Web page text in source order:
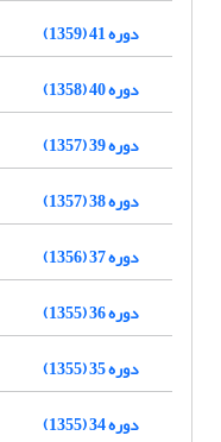
دوره 41 (1359)
دوره 40 (1358)
دوره 39 (1357)
دوره 38 (1357)
دوره 37 (1356)
دوره 36 (1355)
دوره 35 (1355)
دوره 34 (1355)